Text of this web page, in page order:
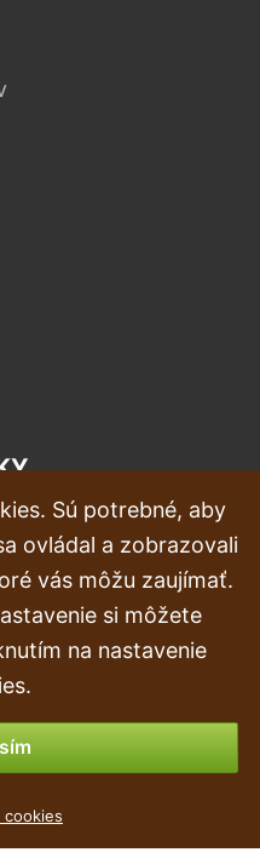
Sú potrebné, aby
ovládal a zobrazovali
vás môžu zaujímať.
si môžete
na nastavenie
cookies